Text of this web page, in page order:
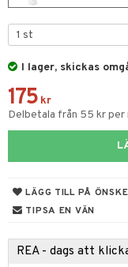
I lager, skickas
175 kr
Delbetala från 55 kr per
LÄGG TILL PÅ
TIPSA EN VÄN
REA - dags att
& Antifrizz